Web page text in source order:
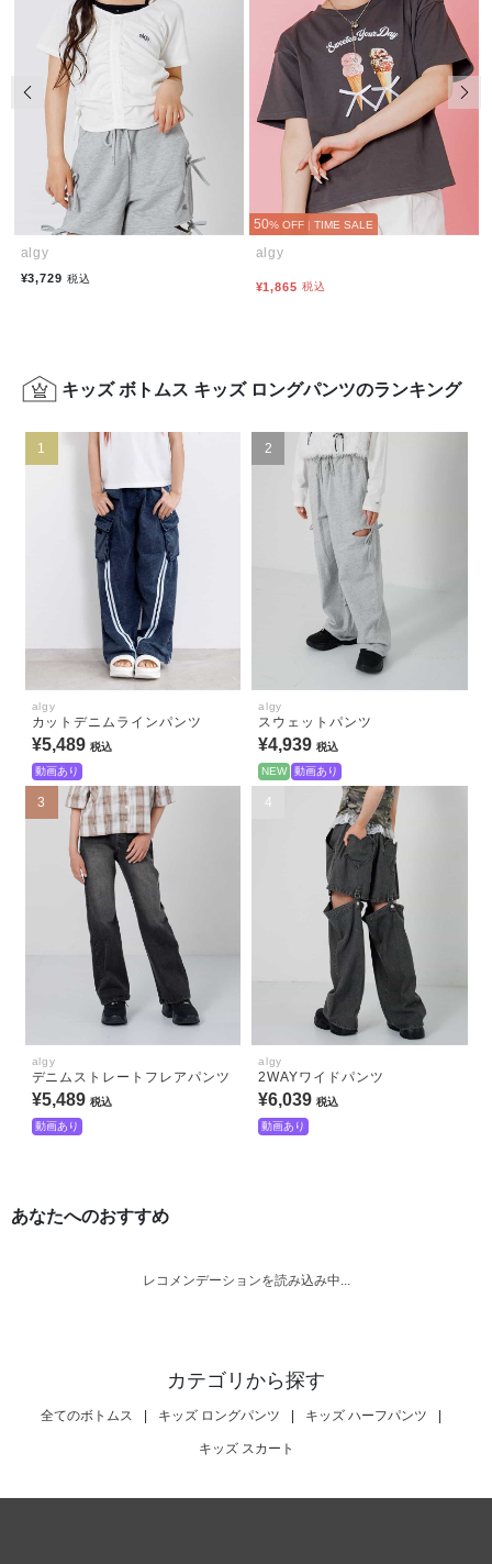
algy
¥3,729税込
50% OFF | TIME SALE
algy
¥1,865 税込
前の画像 次
キッズ ボトムス キッズ ロングパンツのランキング
1
algy
カットデニムラインパンツ
¥5,489 税込
動画あり
2
algy
スウェットパンツ
¥4,939 税込
NEW
動画あり
3
algy
デニムストレートフレアパンツ
¥5,489 税込
動画あり
4
algy
2WAYワイドパンツ
¥6,039 税込
動画あり
あなたへのおすすめ
レコメンデーションを読み込み中...
カテゴリから探す
全てのボトムス キッズ ロングパンツ キッズ ハーフパンツ
キッズ スカート